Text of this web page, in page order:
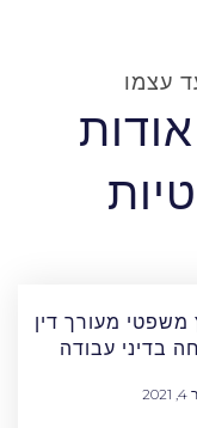
עצמו
משפטי מעורך דין
בדיני עבודה